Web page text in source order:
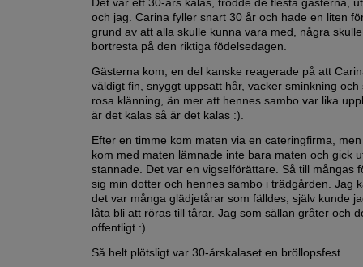
Det var ett 30-års kalas, trodde de flesta gästerna,
och jag. Carina fyller snart 30 år och hade en liten
grund av att alla skulle kunna vara med, några
bortresta på den riktiga födelsedagen.
Gästerna kom, en del kanske reagerade på att
väldigt fin, snyggt uppsatt hår, vacker sminkning och
rosa klänning, än mer att hennes sambo var lika
är det kalas så är det kalas :).
Efter en timme kom maten via en cateringfirma,
kom med maten lämnade inte bara maten och gick
stannade. Det var en vigselförättare. Så till mångas
sig min dotter och hennes sambo i trädgården. Jag
det var många glädjetårar som fälldes, själv kunde
låta bli att röras till tårar. Jag som sällan gråter och
offentligt :).
Så helt plötsligt var 30-årskalaset en bröllopsfest.